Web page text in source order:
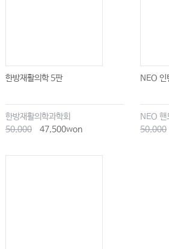
한방재활의학 5판
한방재활의학과학회
50,000
47,500won
NEO 인
NEO 핸
50,000